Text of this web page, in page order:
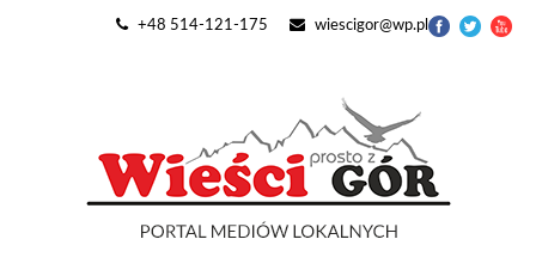
+48 514-121-175 wiescigor@wp.pl